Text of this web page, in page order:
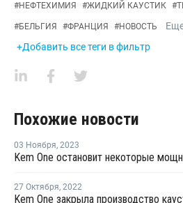
#НЕФТЕХИМИЯ #ЖИДКИЙ КАУСТИК #
#БЕЛЬГИЯ #ФРАНЦИЯ #НОВОСТЬ
+Добавить все теги в фильтр
Похожие новости
03 Ноября, 2023
27 Октября, 2022